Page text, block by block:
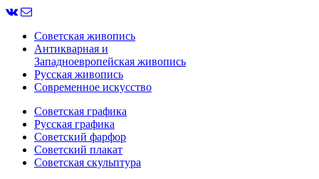
Советская живопись
Антикварная и
Западноевропейская живопись
Русская живопись
Современное искусство
Советская графика
Русская графика
Советский фарфор
Советский плакат
Советская скульптура